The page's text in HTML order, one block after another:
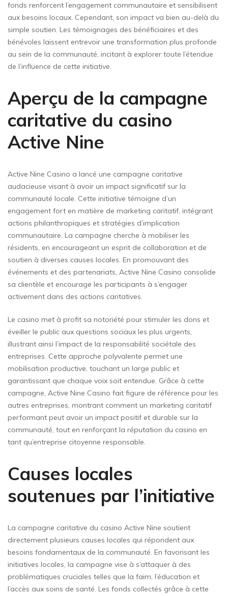
fonds renforcent l’engagement communautaire et sensibilisent
aux besoins locaux. Cependant, son impact va bien au-delà du
simple soutien. Les témoignages des bénéficiaires et des
bénévoles laissent entrevoir une transformation plus profonde
au sein de la communauté, incitant à explorer toute l’étendue
de l’influence de cette initiative.
Aperçu de la campagne
caritative du casino
Active Nine
Active Nine Casino a lancé une campagne caritative
audacieuse visant à avoir un impact significatif sur la
communauté locale. Cette initiative témoigne d’un
engagement fort en matière de marketing caritatif, intégrant
actions philanthropiques et stratégies d’implication
communautaire. La campagne cherche à mobiliser les
résidents, en encourageant un esprit de collaboration et de
soutien à diverses causes locales. En promouvant des
événements et des partenariats, Active Nine Casino consolide
sa clientèle et encourage les participants à s’engager
activement dans des actions caritatives.
Le casino met à profit sa notoriété pour stimuler les dons et
éveiller le public aux questions sociaux les plus urgents,
illustrant ainsi l’impact de la responsabilité sociétale des
entreprises. Cette approche polyvalente permet une
mobilisation productive, touchant un large public et
garantissant que chaque voix soit entendue. Grâce à cette
campagne, Active Nine Casino fait figure de référence pour les
autres entreprises, montrant comment un marketing caritatif
performant peut avoir un impact positif et durable sur la
communauté, tout en renforçant la réputation du casino en
tant qu’entreprise citoyenne responsable.
Causes locales
soutenues par l’initiative
La campagne caritative du casino Active Nine soutient
directement plusieurs causes locales qui répondent aux
besoins fondamentaux de la communauté. En favorisant les
initiatives locales, la campagne vise à s’attaquer à des
problématiques cruciales telles que la faim, l’éducation et
l’accès aux soins de santé. Les fonds collectés grâce à cette